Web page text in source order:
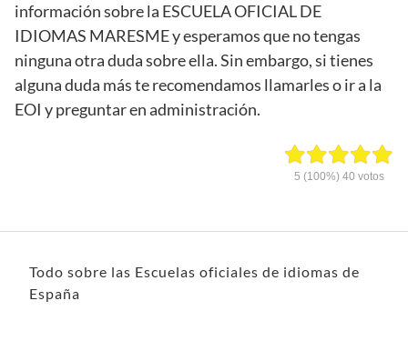
información sobre la ESCUELA OFICIAL DE
IDIOMAS MARESME y esperamos que no tengas
ninguna otra duda sobre ella. Sin embargo, si tienes
alguna duda más te recomendamos llamarles o ir a la
EOI y preguntar en administración.
5 (100%) 40 votos
Todo sobre las Escuelas oficiales de idiomas de
España